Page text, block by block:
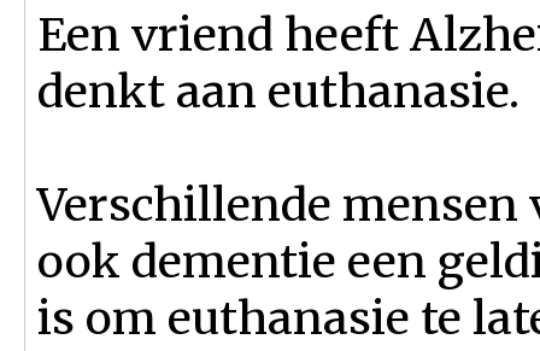
Een vriend heeft
denkt aan euthanasie.
Verschillende mensen
ook dementie een
is om euthanasie te